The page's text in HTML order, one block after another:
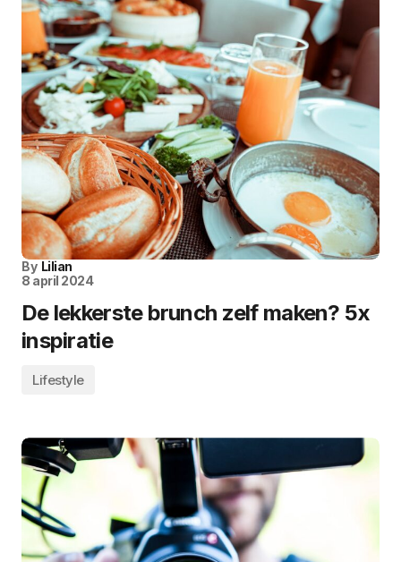
By Lilian
8 april 2024
De lekkerste brunch zelf maken? 5x
inspiratie
Lifestyle